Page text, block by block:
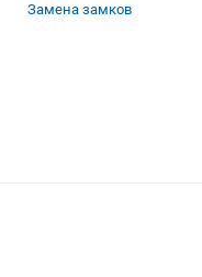
Замена замков